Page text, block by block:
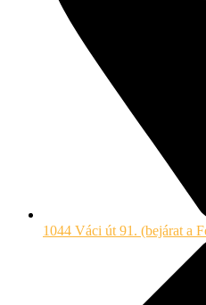
1044 Váci út 91. (bejárat a